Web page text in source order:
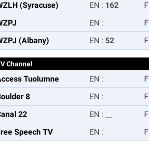
(Syracuse)
EN : 162
EN :
(Albany)
EN : 52
Channel
Tuolumne EN :
8
EN :
22
EN :
Speech TV
EN :